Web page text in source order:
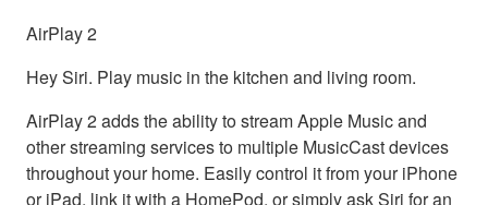
AirPlay 2
Hey Siri. Play music in the kitchen and living room.
AirPlay 2 adds the ability to stream Apple Music and
other streaming services to multiple MusicCast devices
throughout your home. Easily control it from your iPhone
or iPad, link it with a HomePod, or simply ask Siri for an